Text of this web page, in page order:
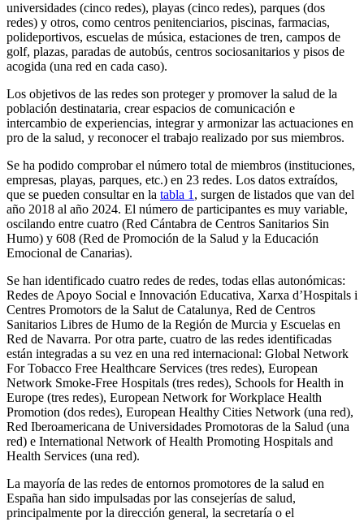
universidades (cinco redes), playas (cinco redes), parques (dos
redes) y otros, como centros penitenciarios, piscinas, farmacias,
polideportivos, escuelas de música, estaciones de tren, campos de
golf, plazas, paradas de autobús, centros sociosanitarios y pisos de
acogida (una red en cada caso).
Los objetivos de las redes son proteger y promover la salud de la
población destinataria, crear espacios de comunicación e
intercambio de experiencias, integrar y armonizar las actuaciones en
pro de la salud, y reconocer el trabajo realizado por sus miembros.
Se ha podido comprobar el número total de miembros (instituciones,
empresas, playas, parques, etc.) en 23 redes. Los datos extraídos,
que se pueden consultar en la tabla 1 , surgen de listados que van del
año 2018 al año 2024. El número de participantes es muy variable,
oscilando entre cuatro (Red Cántabra de Centros Sanitarios Sin
Humo) y 608 (Red de Promoción de la Salud y la Educación
Emocional de Canarias).
Se han identificado cuatro redes de redes, todas ellas autonómicas:
Redes de Apoyo Social e Innovación Educativa, Xarxa d’Hospitals i
Centres Promotors de la Salut de Catalunya, Red de Centros
Sanitarios Libres de Humo de la Región de Murcia y Escuelas en
Red de Navarra. Por otra parte, cuatro de las redes identificadas
están integradas a su vez en una red internacional: Global Network
For Tobacco Free Healthcare Services (tres redes), European
Network Smoke-Free Hospitals (tres redes), Schools for Health in
Europe (tres redes), European Network for Workplace Health
Promotion (dos redes), European Healthy Cities Network (una red),
Red Iberoamericana de Universidades Promotoras de la Salud (una
red) e International Network of Health Promoting Hospitals and
Health Services (una red).
La mayoría de las redes de entornos promotores de la salud en
España han sido impulsadas por las consejerías de salud,
principalmente por la dirección general, la secretaría o el